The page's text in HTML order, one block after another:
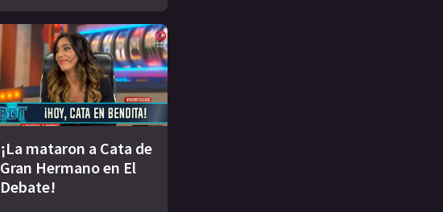
¡La mataron a Cata de
Gran Hermano en El
Debate!